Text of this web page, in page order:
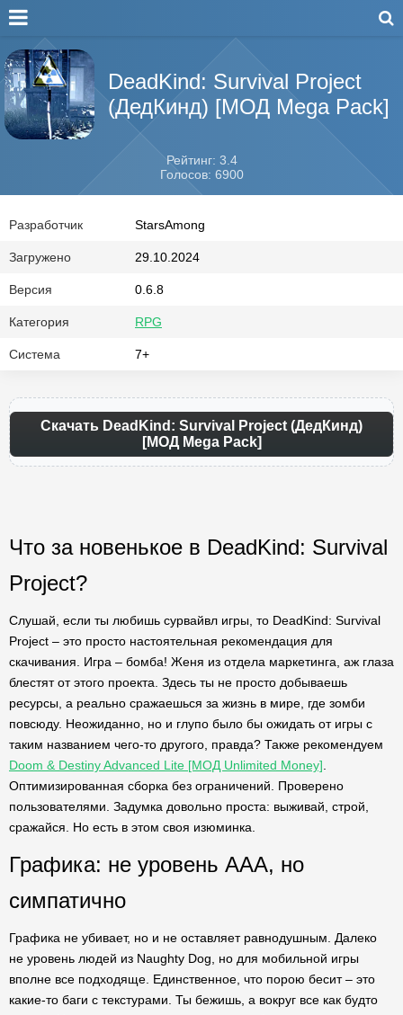
DeadKind: Survival Project
(ДедКинд) [МОД Mega Pack]
Рейтинг: 3.4
Голосов: 6900
Разработчик StarsAmong
Загружено 29.10.2024
Версия 0.6.8
Категория RPG
Система 7+
Скачать DeadKind: Survival Project (ДедКинд)
[МОД Mega Pack]
Что за новенькое в DeadKind: Survival
Project?
Слушай, если ты любишь сурвайвл игры, то DeadKind: Survival
Project – это просто настоятельная рекомендация для
скачивания. Игра – бомба! Женя из отдела маркетинга, аж глаза
блестят от этого проекта. Здесь ты не просто добываешь
ресурсы, а реально сражаешься за жизнь в мире, где зомби
повсюду. Неожиданно, но и глупо было бы ожидать от игры с
таким названием чего-то другого, правда? Также рекомендуем
Doom & Destiny Advanced Lite [МОД Unlimited Money]
Оптимизированная сборка без ограничений. Проверено
пользователями. Задумка довольно проста: выживай, строй,
сражайся. Но есть в этом своя изюминка.
Графика: не уровень AAA, но
симпатично
Графика не убивает, но и не оставляет равнодушным. Далеко
не уровень людей из Naughty Dog, но для мобильной игры
вполне все подходяще. Единственное, что порою бесит – это
какие-то баги с текстурами. Ты бежишь, а вокруг все как будто